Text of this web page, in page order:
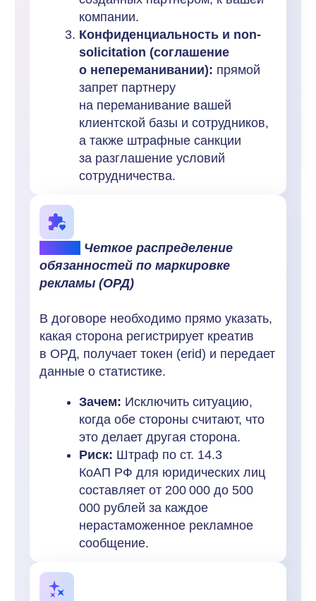
и считают вашу компанию
нарушителем их прав.
Цена ошибки: пример
Чтобы перевести сухую теорию
в плоскость реальных денег, рассмотрим
Компания N (средний e-commerce)
решила быстро масштабировать продажи
с пятью блогерами об оплате за переходы
по реферальным ссылкам. Договоры
о маркировке.
Ошибка:Блогеры разместили рекламу
без получения токена в ОРД, посчитав это
«нативной рекомендацией». Компания
N не проконтролировала этот процесс.
Последствия: ФАС выявила нарушения.
Штраф был выписан не только блогерам,
но и рекламодателю (Компании N)
Итог:штраф 300 000 рублей,
принудительная заморозка кампании
на месяц для аудита всех материалов,
репутационные потери.
в договоре обязанность партнера
по маркировке с правом заказчика
на предварительное согласование
креативов и проверку токена
Почему делать всё самому —
ловушка для бизнеса
разберутся»